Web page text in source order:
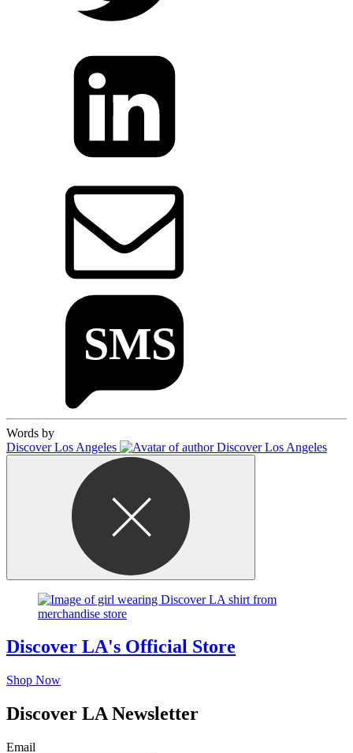
Words by
Discover Los Angeles
Discover LA's Official Store
Shop Now
Discover LA Newsletter
Email